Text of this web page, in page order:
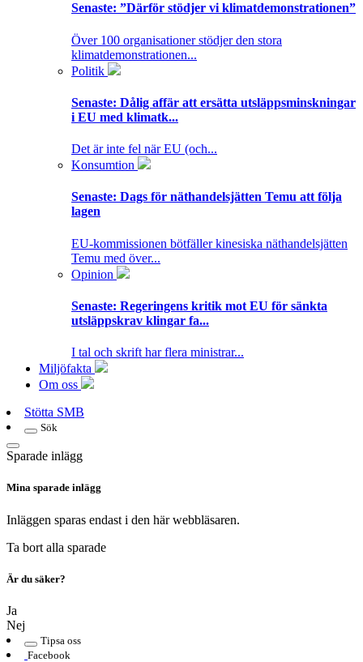
Senaste: ”Därför stödjer vi klimatdemonstrationen”
Över 100 organisationer stödjer den stora
klimatdemonstrationen...
Politik
Senaste: Dålig affär att ersätta utsläppsminskningar
i EU med klimatk...
Det är inte fel när EU (och...
Konsumtion
Senaste: Dags för näthandelsjätten Temu att följa
lagen
EU-kommissionen bötfäller kinesiska näthandelsjätten
Temu med över...
Opinion
Senaste: Regeringens kritik mot EU för sänkta
utsläppskrav klingar fa...
I tal och skrift har flera ministrar...
Miljöfakta
Om oss
Stötta SMB
Sök
Sparade inlägg
Mina sparade inlägg
Inläggen sparas endast i den här webbläsaren.
Ta bort alla sparade
Är du säker?
Ja
Nej
Tipsa oss
Facebook